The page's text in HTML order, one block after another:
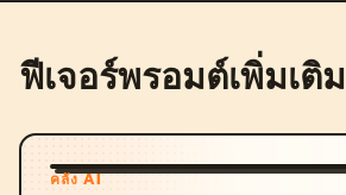
ฟีเจอร์พรอมต์เพิ่มเติม
คลัง AI